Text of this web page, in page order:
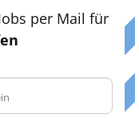
per Mail für